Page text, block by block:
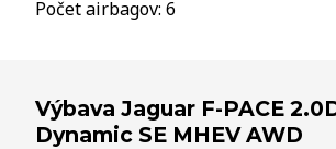
Počet airbagov: 6
Výbava Jaguar F-PACE
Dynamic SE MHEV AWD